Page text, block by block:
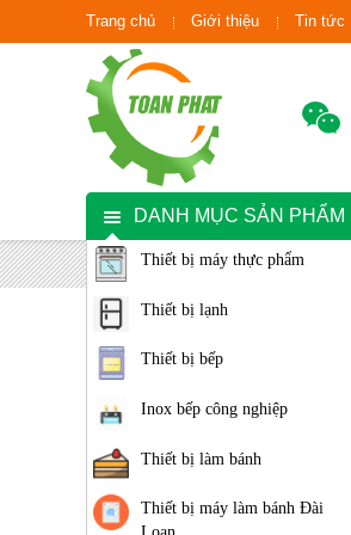
Trang chủ Giới thiệu Tin tức
DANH MỤC SẢN PHẨM
Thiết bị máy thực phẩm
Thiết bị lạnh
Thiết bị bếp
Inox bếp công nghiệp
Thiết bị làm bánh
Thiết bị máy làm bánh Đài